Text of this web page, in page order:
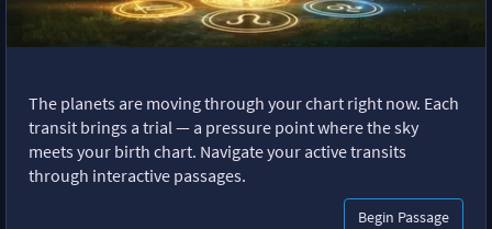
The planets are moving through your chart right now. Each
transit brings a trial — a pressure point where the sky
meets your birth chart. Navigate your active transits
through interactive passages.
Begin Passage